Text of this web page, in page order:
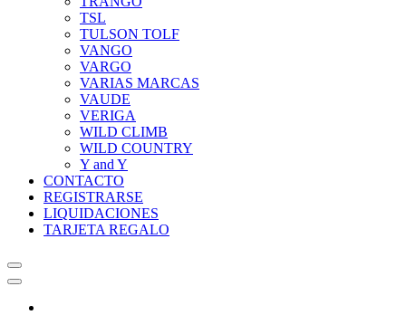
TSL
TULSON TOLF
VANGO
VARGO
VARIAS MARCAS
VAUDE
VERIGA
WILD CLIMB
WILD COUNTRY
Y and Y
CONTACTO
REGISTRARSE
LIQUIDACIONES
TARJETA REGALO